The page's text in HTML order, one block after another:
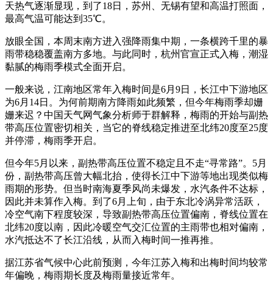
天热气逐渐显现，到了18日，苏州、无锡有望和高温打照面，
最高气温可能达到35℃。
放眼全国，本周末南方进入强降雨集中期，一条横跨千里的暴
雨带稳稳覆盖南方多地。与此同时，杭州官宣正式入梅，潮湿
黏腻的梅雨季模式全面开启。
一般来说，江南地区常年入梅时间是6月9日，长江中下游地区
为6月14日。为何前期南方降雨如此频繁，但今年梅雨季却姗
姗来迟？中国天气网气象分析师于群解释，梅雨的开始与副热
带高压位置密切相关，当它的脊线稳定推进至北纬20度至25度
并停滞，梅雨季开启。
但今年5月以来，副热带高压位置不稳定且不走“寻常路”。5月
份，副热带高压曾大幅北抬，使得长江中下游等地出现类似梅
雨期的形势。但当时南海夏季风尚未爆发，水汽条件不达标，
因此并未算作入梅。到了6月上旬，由于东北冷涡异常活跃，
冷空气南下程度较深，导致副热带高压位置偏南，脊线位置在
北纬20度以南，因此冷暖空气交汇位置的主雨带也相对偏南，
水汽抵达不了长江沿线，从而入梅时间一推再推。
据江苏省气候中心此前预测，今年江苏入梅和出梅时间均较常
年偏晚，梅雨期长度及梅雨量接近常年。